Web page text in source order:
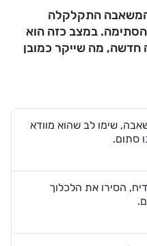
התקלקלה
במצב כזה הוא
מה שייקר כמובן
שימו לב שהוא מוודא
סתום.
הסירו את הלכלוך